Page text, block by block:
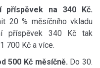
příspěvek na 340 Kč.
20 % měsíčního vkladu
příspěvek 340 Kč tak
700 Kč a více.
500 Kč měsíčně. Do 30.